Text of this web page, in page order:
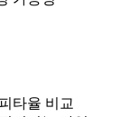
타율 비교